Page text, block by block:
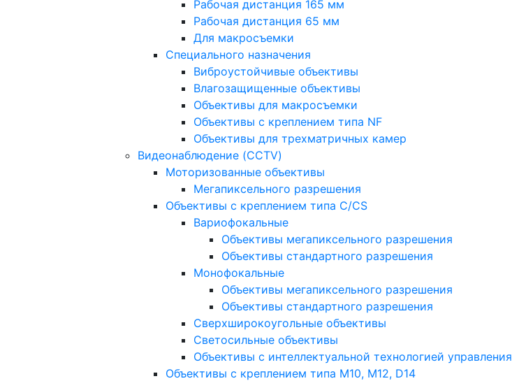
Рабочая дистанция 165 мм
Рабочая дистанция 65 мм
Для макросъемки
Специального назначения
Виброустойчивые объективы
Влагозащищенные объективы
Объективы для макросъемки
Объективы с креплением типа NF
Объективы для трехматричных камер
Видеонаблюдение (CCTV)
Моторизованные объективы
Мегапиксельного разрешения
Объективы с креплением типа C/CS
Вариофокальные
Объективы мегапиксельного разрешения
Объективы стандартного разрешения
Монофокальные
Объективы мегапиксельного разрешения
Объективы стандартного разрешения
Сверхширокоугольные объективы
Светосильные объективы
Объективы с интеллектуальной технологией управления
Объективы с креплением типа M10, M12, D14